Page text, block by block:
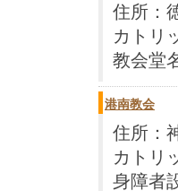
住所：
カトリ
教会堂
港南教会
住所：
カトリ
身障者